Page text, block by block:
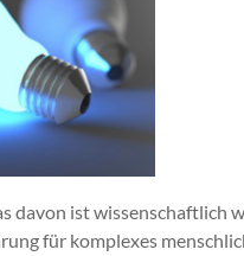
davon ist wissenschaftlich
für komplexes